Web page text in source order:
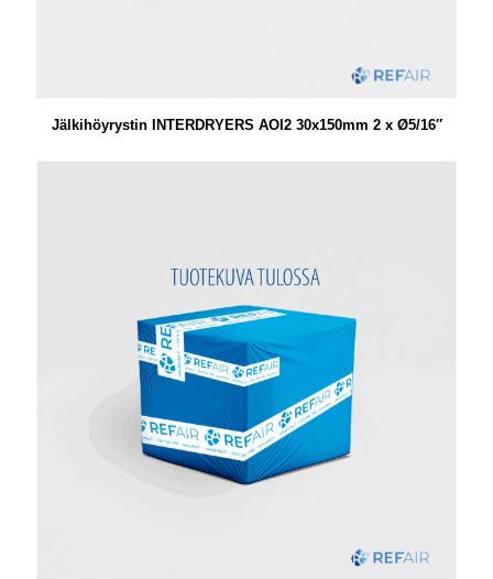
Jälkihöyrystin INTERDRYERS AOI2 30x150mm 2 x Ø5/16″